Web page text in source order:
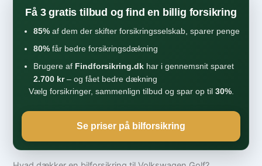
Få 3 gratis tilbud og find en billig forsikring
85% af dem der skifter forsikringsselskab, sparer penge
80% får bedre forsikringsdækning
Brugere af Findforsikring.dk har i gennemsnit sparet
2.700 kr– og fået bedre dækning
Vælg forsikringer, sammenlign tilbud og spar op til 30%.
Se priser på bilforsikring